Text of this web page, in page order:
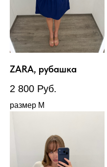
ZARA, рубашка
2 800 Руб.
размер М